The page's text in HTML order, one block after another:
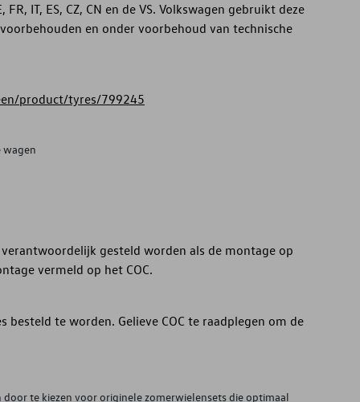
IT, ES, CZ, CN en de VS. Volkswagen gebruikt deze
en onder voorbehoud van technische
product/tyres/799245
wagen
gesteld worden als de montage op
vermeld op het COC.
besteld te worden. Gelieve COC te raadplegen om de
te kiezen voor originele zomerwielensets die optimaal